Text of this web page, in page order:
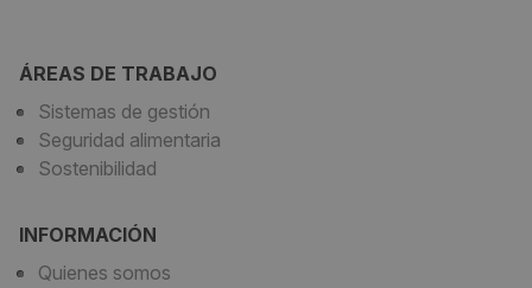
ÁREAS DE TRABAJO
Sistemas de gestión
Seguridad alimentaria
Sostenibilidad
INFORMACIÓN
Quienes somos